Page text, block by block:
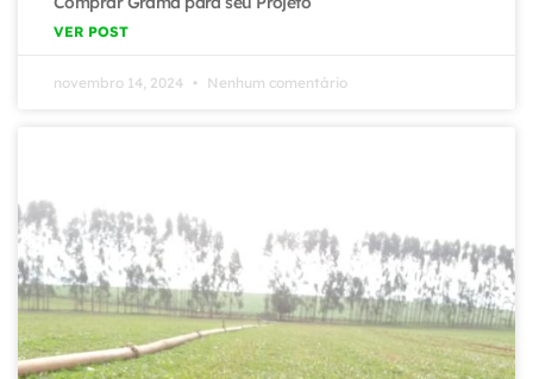
VER POST
novembro 14, 2024 Nenhum comentário